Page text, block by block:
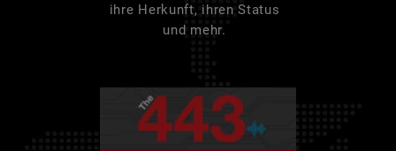
ihre Herkunft, ihren Status
und mehr.